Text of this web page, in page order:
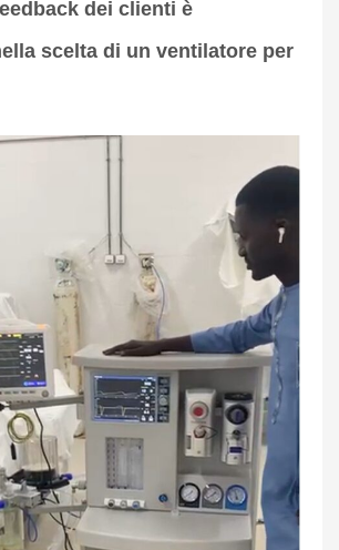
dei clienti è
scelta di un ventilatore per